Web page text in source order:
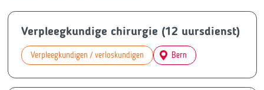
Verpleegkundige chirurgie (12 uursdienst)
Verpleegkundigen / verloskundigen Bern